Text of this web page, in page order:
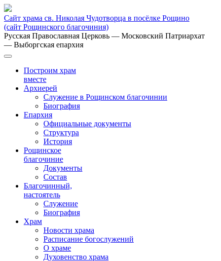
Сайт храма св. Николая Чудотворца в посёлке Рощино
(сайт Рощинского благочиния)
Русская Православная Церковь — Московский Патриархат
— Выборгская епархия
Построим храм
вместе
Архиерей
Служение в Рощинском благочинии
Биография
Епархия
Официальные документы
Структура
История
Рощинское
благочиние
Документы
Состав
Благочинный,
настоятель
Служение
Биография
Храм
Новости храма
Расписание богослужений
О храме
Духовенство храма